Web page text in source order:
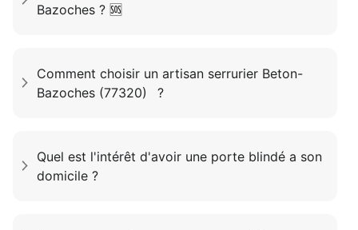
Bazoches ? 🆘
Comment choisir un artisan serrurier Beton-
Bazoches (77320) ?
Quel est l'intérêt d'avoir une porte blindé a son
domicile ?